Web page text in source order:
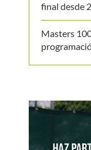
final desde
Masters